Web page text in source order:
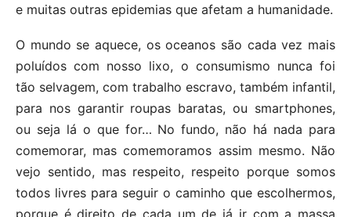
e muitas outras epidemias que afetam a humanidade.
O mundo se aquece, os oceanos são cada vez mais
poluídos com nosso lixo, o consumismo nunca foi
tão selvagem, com trabalho escravo, também infantil,
para nos garantir roupas baratas, ou smartphones,
ou seja lá o que for… No fundo, não há nada para
comemorar, mas comemoramos assim mesmo. Não
vejo sentido, mas respeito, respeito porque somos
todos livres para seguir o caminho que escolhermos,
porque é direito de cada um de já ir com a massa